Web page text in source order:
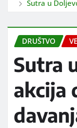
Sutra u
DRUŠTVO
Sutra
akcija